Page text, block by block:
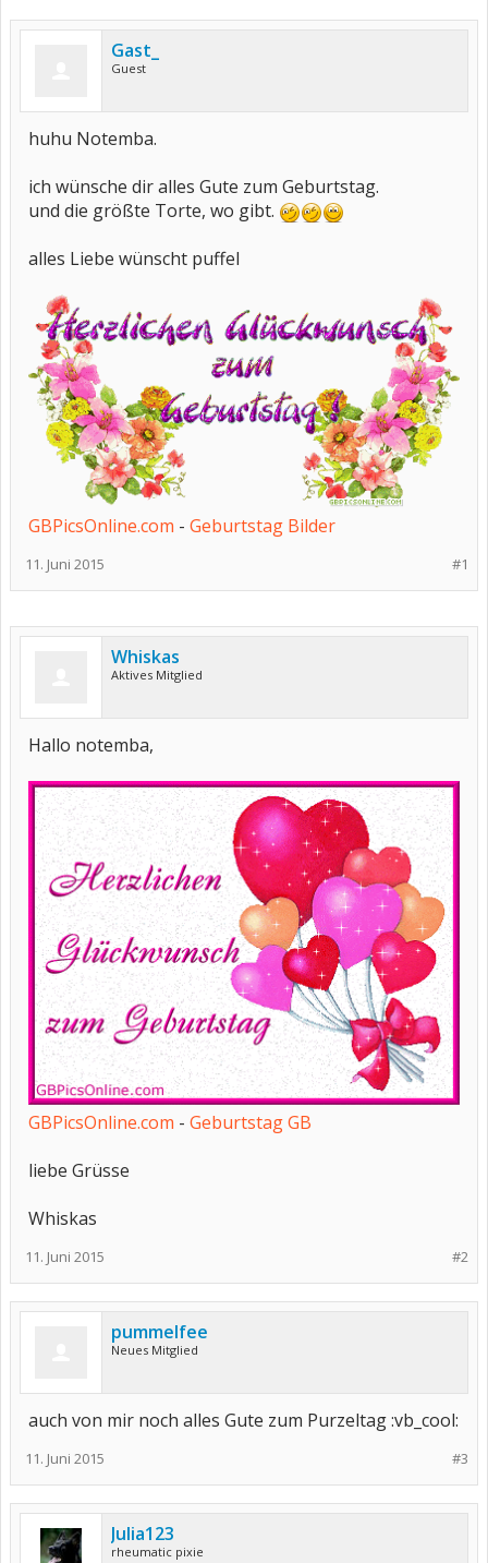
Gast_
Guest
huhu Notemba.
ich wünsche dir alles Gute zum Geburtstag.
und die größte Torte, wo gibt.
alles Liebe wünscht puffel
GBPicsOnline.com - Geburtstag Bilder
#1
11. Juni 2015
Whiskas
Aktives Mitglied
Hallo notemba,
GBPicsOnline.com - Geburtstag GB
liebe Grüsse
Whiskas
#2
11. Juni 2015
pummelfee
Neues Mitglied
auch von mir noch alles Gute zum Purzeltag :vb_cool:
#3
11. Juni 2015
Julia123
rheumatic pixie